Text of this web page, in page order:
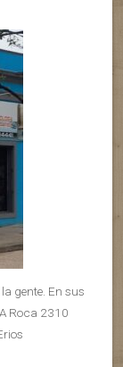
gente. En sus
Roca 2310